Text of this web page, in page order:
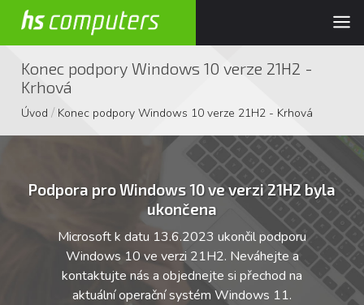
Konec podpory Windows 10 verze 21H2 -
Krhová
Úvod / Konec podpory Windows 10 verze 21H2 - Krhová
Podpora pro Windows 10 ve verzi 21H2 byla
ukončena
Microsoft k datu 13.6.2023 ukončil podporu
Windows 10 ve verzi 21H2. Neváhejte a
kontaktujte nás a objednejte si přechod na
aktuální operační systém Windows 11.